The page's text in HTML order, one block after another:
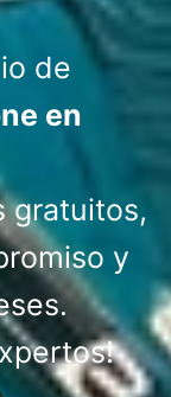
de
en
gratuitos,
y